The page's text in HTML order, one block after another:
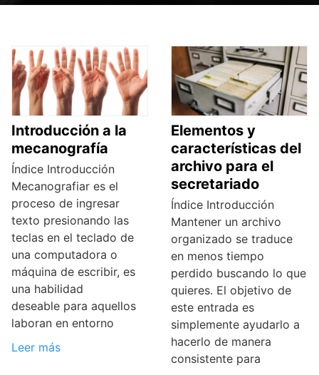
Introducción a la
mecanografía
Índice Introducción
Mecanografiar es el
proceso de ingresar
texto presionando las
teclas en el teclado de
una computadora o
máquina de escribir, es
una habilidad
deseable para aquellos
laboran en entorno
Leer más
Elementos y
características del
archivo para el
secretariado
Índice Introducción
Mantener un archivo
organizado se traduce
en menos tiempo
perdido buscando lo que
quieres. El objetivo de
este entrada es
simplemente ayudarlo a
hacerlo de manera
consistente para